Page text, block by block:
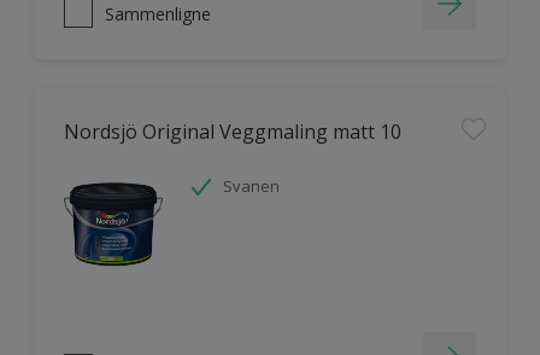
Sammenligne
Nordsjö Original Veggmaling matt 10
Svanen